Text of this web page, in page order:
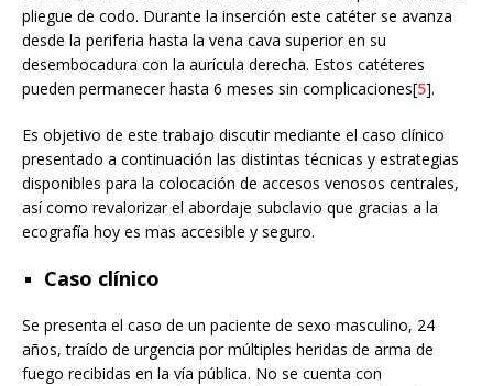
pliegue de codo. Durante la inserción este catéter se avanza
desde la periferia hasta la vena cava superior en su
desembocadura con la aurícula derecha. Estos catéteres
pueden permanecer hasta 6 meses sin complicaciones[5].
Es objetivo de este trabajo discutir mediante el caso clínico
presentado a continuación las distintas técnicas y estrategias
disponibles para la colocación de accesos venosos centrales,
así como revalorizar el abordaje subclavio que gracias a la
ecografía hoy es mas accesible y seguro.
Caso clínico
Se presenta el caso de un paciente de sexo masculino, 24
años, traído de urgencia por múltiples heridas de arma de
fuego recibidas en la vía pública. No se cuenta con